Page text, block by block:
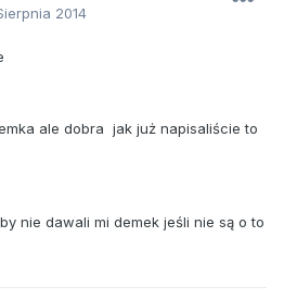
2014
ale dobra jak już napisaliście to
nie dawali mi demek jeśli nie są o to